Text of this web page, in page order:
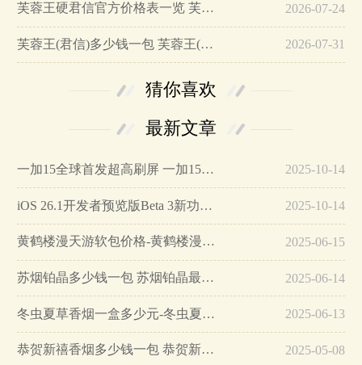
芙蓉王硬君信官方价格表一览 芙蓉王硬君信口感分析… 2026-07-24
芙蓉王(君信)多少钱一包 芙蓉王(君信)香烟价格表图… 2026-07-31
猜你喜欢
最新文章
一加15全球首发超高刷屏 一加15参数详细配置… 2025-10-14
iOS 26.1开发者预览版Beta 3新功能详解… 2025-10-14
黄鹤楼漫天游软包价格-黄鹤楼漫天游软包多少钱一盒… 2025-06-15
苏烟铂晶多少钱一包 苏烟铂晶最新价格… 2025-06-14
冬虫夏草香烟一盒多少元-冬虫夏草香烟一盒多少元2025最新价格… 2025-06-13
恭贺新禧香烟多少钱一包 恭贺新禧香烟价格表和图片… 2025-05-08